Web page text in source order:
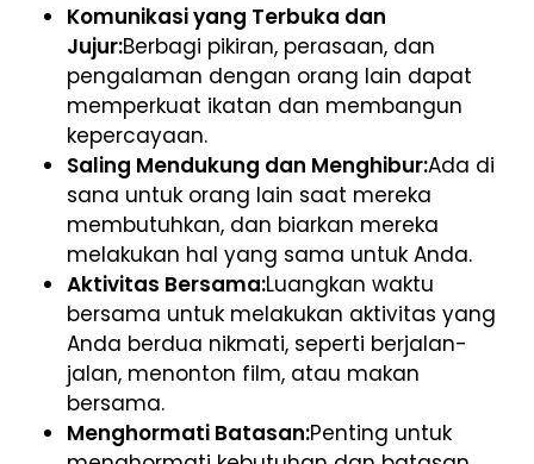
Komunikasi yang Terbuka dan
Jujur:Berbagi pikiran, perasaan, dan
pengalaman dengan orang lain dapat
memperkuat ikatan dan membangun
kepercayaan.
Saling Mendukung dan Menghibur:Ada di
sana untuk orang lain saat mereka
membutuhkan, dan biarkan mereka
melakukan hal yang sama untuk Anda.
Aktivitas Bersama:Luangkan waktu
bersama untuk melakukan aktivitas yang
Anda berdua nikmati, seperti berjalan-
jalan, menonton film, atau makan
bersama.
Menghormati Batasan:Penting untuk